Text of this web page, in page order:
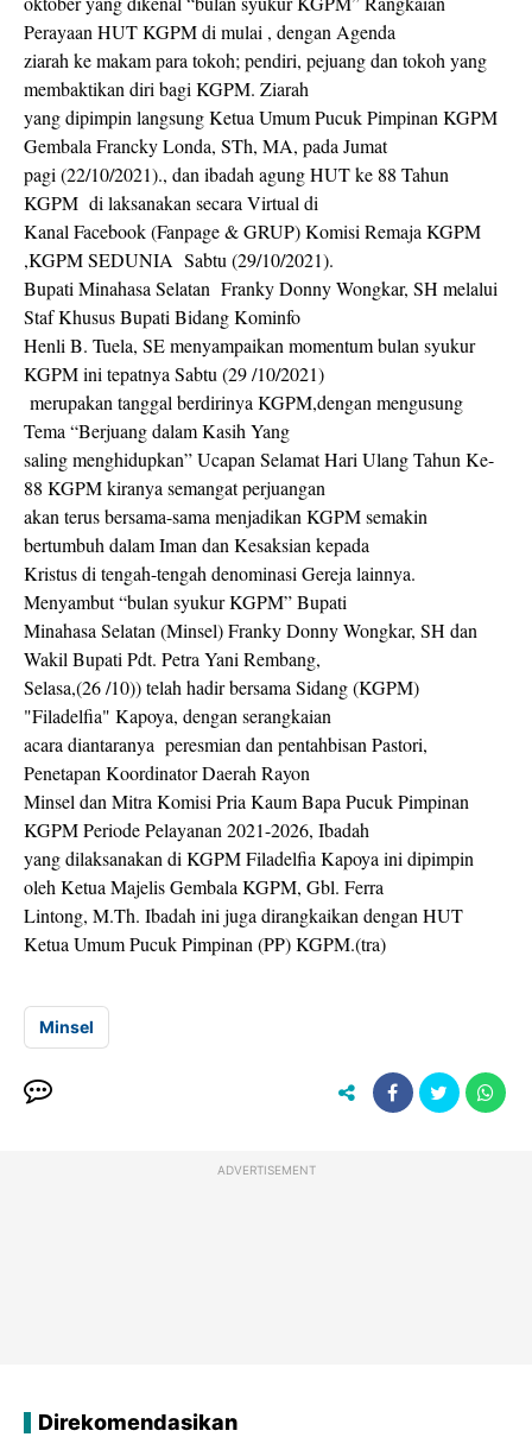
Perayaan HUT KGPM di mulai , dengan Agenda
ziarah ke makam para tokoh; pendiri, pejuang dan tokoh yang
membaktikan diri bagi KGPM. Ziarah
yang dipimpin langsung Ketua Umum Pucuk Pimpinan KGPM
Gembala Francky Londa, STh, MA, pada Jumat
pagi (22/10/2021)., dan ibadah agung HUT ke 88 Tahun
KGPM di laksanakan secara Virtual di
Kanal Facebook (Fanpage & GRUP) Komisi Remaja KGPM
,KGPM SEDUNIA Sabtu (29/10/2021).
Bupati Minahasa Selatan Franky Donny Wongkar, SH melalui
Staf Khusus Bupati Bidang Kominfo
Henli B. Tuela, SE menyampaikan momentum bulan syukur
KGPM ini tepatnya Sabtu (29 /10/2021)
merupakan tanggal berdirinya KGPM,dengan mengusung
Tema “Berjuang dalam Kasih Yang
saling menghidupkan” Ucapan Selamat Hari Ulang Tahun Ke-
88 KGPM kiranya semangat perjuangan
akan terus bersama-sama menjadikan KGPM semakin
bertumbuh dalam Iman dan Kesaksian kepada
Kristus di tengah-tengah denominasi Gereja lainnya.
Menyambut “bulan syukur KGPM” Bupati
Minahasa Selatan (Minsel) Franky Donny Wongkar, SH dan
Wakil Bupati Pdt. Petra Yani Rembang,
Selasa,(26 /10)) telah hadir bersama Sidang (KGPM)
"Filadelfia" Kapoya, dengan serangkaian
acara diantaranya peresmian dan pentahbisan Pastori,
Penetapan Koordinator Daerah Rayon
Minsel dan Mitra Komisi Pria Kaum Bapa Pucuk Pimpinan
KGPM Periode Pelayanan 2021-2026, Ibadah
yang dilaksanakan di KGPM Filadelfia Kapoya ini dipimpin
oleh Ketua Majelis Gembala KGPM, Gbl. Ferra
Lintong, M.Th. Ibadah ini juga dirangkaikan dengan HUT
Ketua Umum Pucuk Pimpinan (PP) KGPM.(tra)
Minsel
ADVERTISEMENT
Direkomendasikan